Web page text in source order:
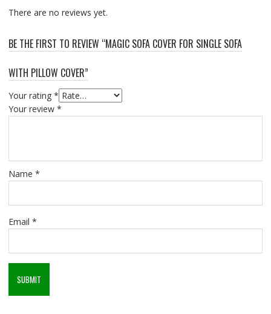
There are no reviews yet.
BE THE FIRST TO REVIEW “MAGIC SOFA COVER FOR SINGLE SOFA
WITH PILLOW COVER”
Your rating *
Your review *
Name *
Email *